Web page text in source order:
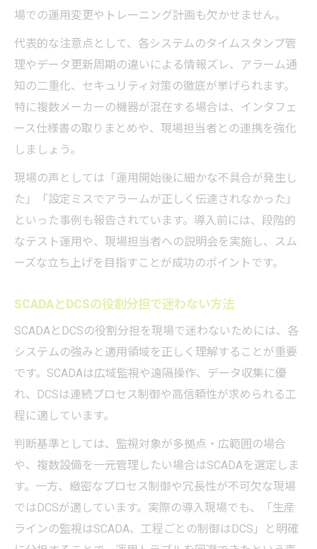
場での運用変更やトレーニング計画も欠かせません。
代表的な注意点として、各システムのタイムスタンプ管
理やデータ更新周期の違いによる情報ズレ、アラーム通
知の二重化、セキュリティ対策の徹底が挙げられます。
特に複数メーカーの機器が混在する場合は、インタフェ
ース仕様書の取りまとめや、現場担当者との連携を強化
しましょう。
現場の声としては「運用開始後に細かな不具合が発生し
た」「設定ミスでアラームが正しく伝達されなかった」
といった事例も報告されています。導入前には、段階的
なテスト運用や、現場担当者への説明会を実施し、スム
ーズな立ち上げを目指すことが成功のポイントです。
SCADAとDCSの役割分担で迷わない方法
SCADAとDCSの役割分担を現場で迷わないためには、各
システムの強みと適用領域を正しく理解することが重要
です。SCADAは広域監視や遠隔操作、データ収集に優
れ、DCSは連続プロセス制御や高信頼性が求められる工
程に適しています。
判断基準としては、監視対象が多拠点・広範囲の場合
や、複数設備を一元管理したい場合はSCADAを選定しま
す。一方、緻密なプロセス制御や冗長性が不可欠な現場
ではDCSが適しています。実際の導入現場でも、「生産
ラインの監視はSCADA、工程ごとの制御はDCS」と明確